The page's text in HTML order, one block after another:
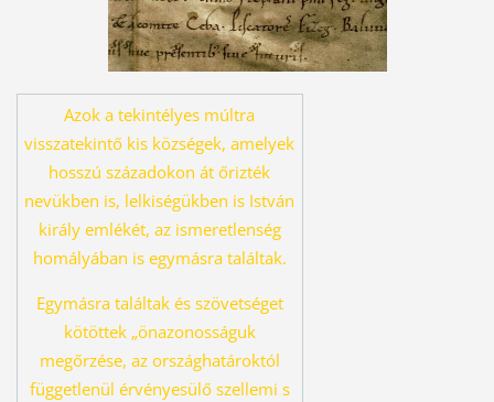
Azok a tekintélyes múltra
visszatekintő kis községek, amelyek
hosszú századokon át őrizték
nevükben is, lelkiségükben is István
király emlékét, az ismeretlenség
homályában is egymásra találtak.
Egymásra találtak és szövetséget
kötöttek „önazonosságuk
megőrzése, az országhatároktól
függetlenül érvényesülő szellemi s